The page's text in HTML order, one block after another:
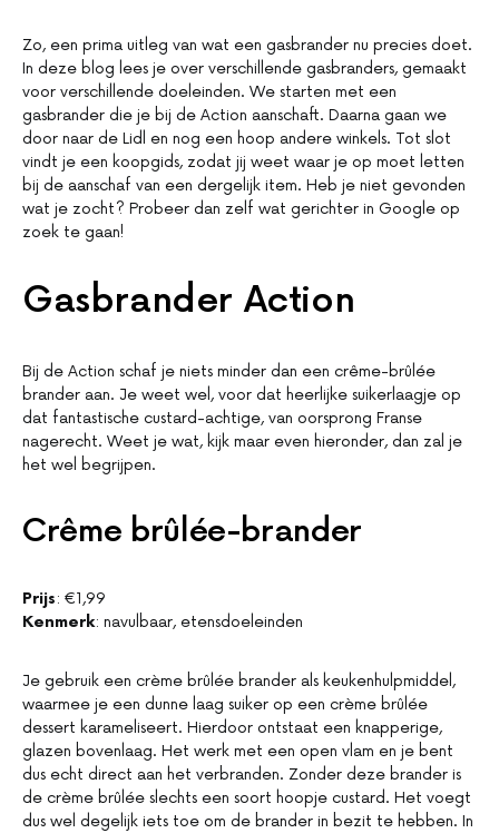
Zo, een prima uitleg van wat een gasbrander nu precies doet.
In deze blog lees je over verschillende gasbranders, gemaakt
voor verschillende doeleinden. We starten met een
gasbrander die je bij de Action aanschaft. Daarna gaan we
door naar de Lidl en nog een hoop andere winkels. Tot slot
vindt je een koopgids, zodat jij weet waar je op moet letten
bij de aanschaf van een dergelijk item. Heb je niet gevonden
wat je zocht? Probeer dan zelf wat gerichter in Google op
zoek te gaan!
Gasbrander Action
Bij de Action schaf je niets minder dan een crême-brûlée
brander aan. Je weet wel, voor dat heerlijke suikerlaagje op
dat fantastische custard-achtige, van oorsprong Franse
nagerecht. Weet je wat, kijk maar even hieronder, dan zal je
het wel begrijpen.
Crême brûlée-brander
Prijs: €1,99
Kenmerk: navulbaar, etensdoeleinden
Je gebruik een crème brûlée brander als keukenhulpmiddel,
waarmee je een dunne laag suiker op een crème brûlée
dessert karameliseert. Hierdoor ontstaat een knapperige,
glazen bovenlaag. Het werk met een open vlam en je bent
dus echt direct aan het verbranden. Zonder deze brander is
de crème brûlée slechts een soort hoopje custard. Het voegt
dus wel degelijk iets toe om de brander in bezit te hebben. In